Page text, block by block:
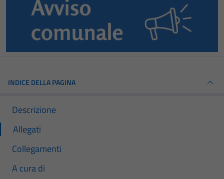
INDICE DELLA PAGINA
Descrizione
Allegati
Collegamenti
A cura di